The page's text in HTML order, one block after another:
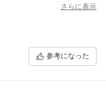
ゃったかな＾＾；と）
かも、と。
類が2年たたないうちに
うわけではなかったの
さらに表示
参考になった